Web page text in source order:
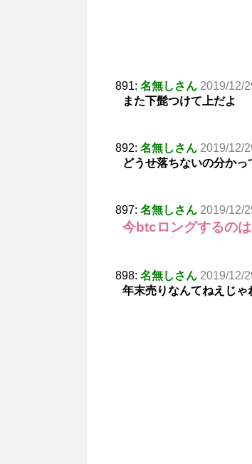
891: 名無しさん 2019/12/
また下髭つけて上だよ
892: 名無しさん 2019/12/
どうせ落ちないの分か
897: 名無しさん 2019/12/
今btcロングするの
898: 名無しさん 2019/12/
年末売りなんてねえじゃ